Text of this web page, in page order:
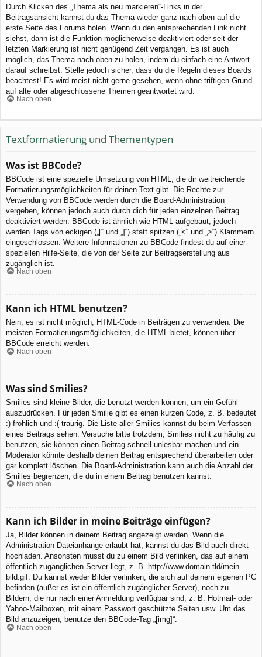
Durch Klicken des „Thema als neu markieren“-Links in der
Beitragsansicht kannst du das Thema wieder ganz nach oben auf die
erste Seite des Forums holen. Wenn du den entsprechenden Link nicht
siehst, dann ist die Funktion möglicherweise deaktiviert oder seit der
letzten Markierung ist nicht genügend Zeit vergangen. Es ist auch
möglich, das Thema nach oben zu holen, indem du einfach eine Antwort
darauf schreibst. Stelle jedoch sicher, dass du die Regeln dieses Boards
beachtest! Es wird meist nicht gerne gesehen, wenn ohne triftigen Grund
auf alte oder abgeschlossene Themen geantwortet wird.
Nach oben
Textformatierung und Thementypen
Was ist BBCode?
BBCode ist eine spezielle Umsetzung von HTML, die dir weitreichende
Formatierungsmöglichkeiten für deinen Text gibt. Die Rechte zur
Verwendung von BBCode werden durch die Board-Administration
vergeben, können jedoch auch durch dich für jeden einzelnen Beitrag
deaktiviert werden. BBCode ist ähnlich wie HTML aufgebaut, jedoch
werden Tags von eckigen („[“ und „]“) statt spitzen („<“ und „>“) Klammern
eingeschlossen. Weitere Informationen zu BBCode findest du auf einer
speziellen Hilfe-Seite, die von der Seite zur Beitragserstellung aus
zugänglich ist.
Nach oben
Kann ich HTML benutzen?
Nein, es ist nicht möglich, HTML-Code in Beiträgen zu verwenden. Die
meisten Formatierungsmöglichkeiten, die HTML bietet, können über
BBCode erreicht werden.
Nach oben
Was sind Smilies?
Smilies sind kleine Bilder, die benutzt werden können, um ein Gefühl
auszudrücken. Für jeden Smilie gibt es einen kurzen Code, z. B. bedeutet
:) fröhlich und :( traurig. Die Liste aller Smilies kannst du beim Verfassen
eines Beitrags sehen. Versuche bitte trotzdem, Smilies nicht zu häufig zu
benutzen, sie können einen Beitrag schnell unlesbar machen und ein
Moderator könnte deshalb deinen Beitrag entsprechend überarbeiten oder
gar komplett löschen. Die Board-Administration kann auch die Anzahl der
Smilies begrenzen, die du in einem Beitrag benutzen kannst.
Nach oben
Kann ich Bilder in meine Beiträge einfügen?
Ja, Bilder können in deinem Beitrag angezeigt werden. Wenn die
Administration Dateianhänge erlaubt hat, kannst du das Bild auch direkt
hochladen. Ansonsten musst du zu einem Bild verlinken, das auf einem
öffentlich zugänglichen Server liegt, z. B. http://www.domain.tld/mein-
bild.gif. Du kannst weder Bilder verlinken, die sich auf deinem eigenen PC
befinden (außer es ist ein öffentlich zugänglicher Server), noch zu
Bildern, die nur nach einer Anmeldung verfügbar sind, z. B. Hotmail- oder
Yahoo-Mailboxen, mit einem Passwort geschützte Seiten usw. Um das
Bild anzuzeigen, benutze den BBCode-Tag „[img]“.
Nach oben